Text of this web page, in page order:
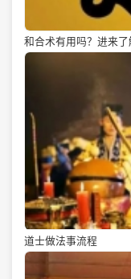
和合术有用吗？进来
道士做法事流程